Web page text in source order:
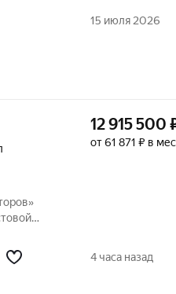
15 июля 2026
12 915 500
от 61 871 ₽ в
4 часа назад